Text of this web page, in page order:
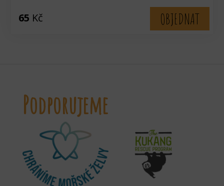
65 Kč OBJEDNAT
Podporujeme